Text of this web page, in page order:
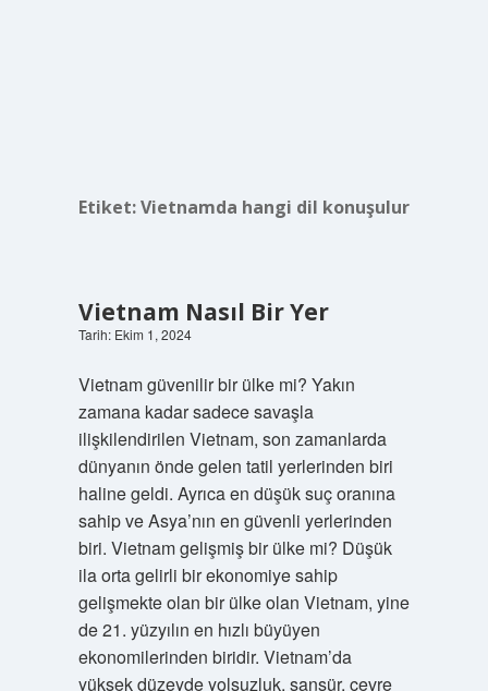
Etiket:Vietnamda hangi dil konuşulur
Vietnam Nasıl Bir Yer
Tarih: Ekim 1, 2024
Vietnam güvenilir bir ülke mi? Yakın
zamana kadar sadece savaşla
ilişkilendirilen Vietnam, son zamanlarda
dünyanın önde gelen tatil yerlerinden biri
haline geldi. Ayrıca en düşük suç oranına
sahip ve Asya’nın en güvenli yerlerinden
biri. Vietnam gelişmiş bir ülke mi? Düşük
ila orta gelirli bir ekonomiye sahip
gelişmekte olan bir ülke olan Vietnam, yine
de 21. yüzyılın en hızlı büyüyen
ekonomilerinden biridir. Vietnam’da
yüksek düzeyde yolsuzluk, sansür, çevre